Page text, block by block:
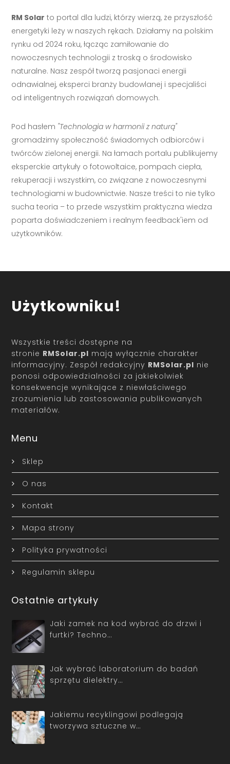
RM Solar to portal dla ludzi, którzy wierzą, że przyszłość
energetyki leży w naszych rękach. Działamy na polskim
rynku od 2024 roku, łącząc zamiłowanie do
nowoczesnych technologii z troską o środowisko
naturalne. Nasz zespół tworzą pasjonaci energii
odnawialnej, eksperci branży budowlanej i specjaliści
od inteligentnych rozwiązań domowych.
Pod hasłem "Technologia w harmonii z naturą"
gromadzimy społeczność świadomych odbiorców i
twórców zielonej energii. Na łamach portalu publikujemy
eksperckie artykuły o fotowoltaice, pompach ciepła,
rekuperacji i wszystkim, co związane z nowoczesnymi
technologiami w budownictwie. Nasze treści to nie tylko
sucha teoria – to przede wszystkim praktyczna wiedza
poparta doświadczeniem i realnym feedback'iem od
użytkowników.
Użytkowniku!
Wszystkie treści dostępne na
stronie RMSolar.pl mają wyłącznie charakter
informacyjny. Zespół redakcyjny RMSolar.pl nie
ponosi odpowiedzialności za jakiekolwiek
konsekwencje wynikające z niewłaściwego
zrozumienia lub zastosowania publikowanych
materiałów.
Menu
Sklep
O nas
Kontakt
Mapa strony
Polityka prywatności
Regulamin sklepu
Ostatnie artykuły
Jaki zamek na kod wybrać do drzwi i
furtki? Techno…
Jak wybrać laboratorium do badań
sprzętu dielektry…
Jakiemu recyklingowi podlegają
tworzywa sztuczne w…